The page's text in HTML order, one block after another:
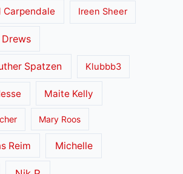
Carpendale Ireen Sheer
Spatzen Klubbb3
Maite Kelly
Mary Roos
Reim Michelle